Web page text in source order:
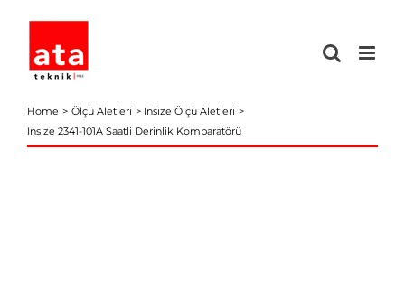
content
Home Ölçü Aletleri
Insize Ölçü Aletleri
Insize 2341-101A Saatli Derinlik Komparatörü